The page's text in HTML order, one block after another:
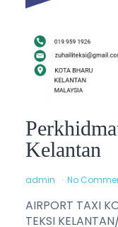
Kelantan
admin No
AIRPORT TAXI
TEKSI